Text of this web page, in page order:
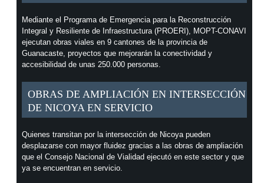
Mediante el Programa de Emergencia para la Reconstrucción
Integral y Resiliente de Infraestructura (PROERI), MOPT-CONAVI
ejecutan obras viales en 9 cantones de la provincia de
Guanacaste, proyectos que mejorarán la conectividad y
accesibilidad de unas 250.000 personas.
OBRAS DE AMPLIACIÓN EN INTERSECCIÓN
DE NICOYA EN SERVICIO
Quienes transitan por la intersección de Nicoya pueden
desplazarse con mayor fluidez gracias a las obras de ampliación
que el Consejo Nacional de Vialidad ejecutó en este sector y que
ya se encuentran en servicio.